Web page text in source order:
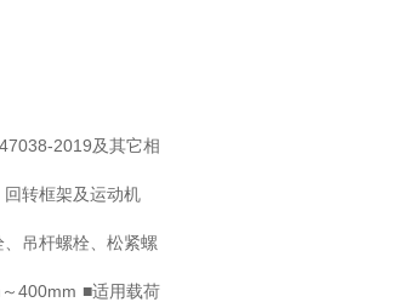
2019及其它相
转框架及运动机
吊杆螺栓、松紧螺
400mm ■适用载荷